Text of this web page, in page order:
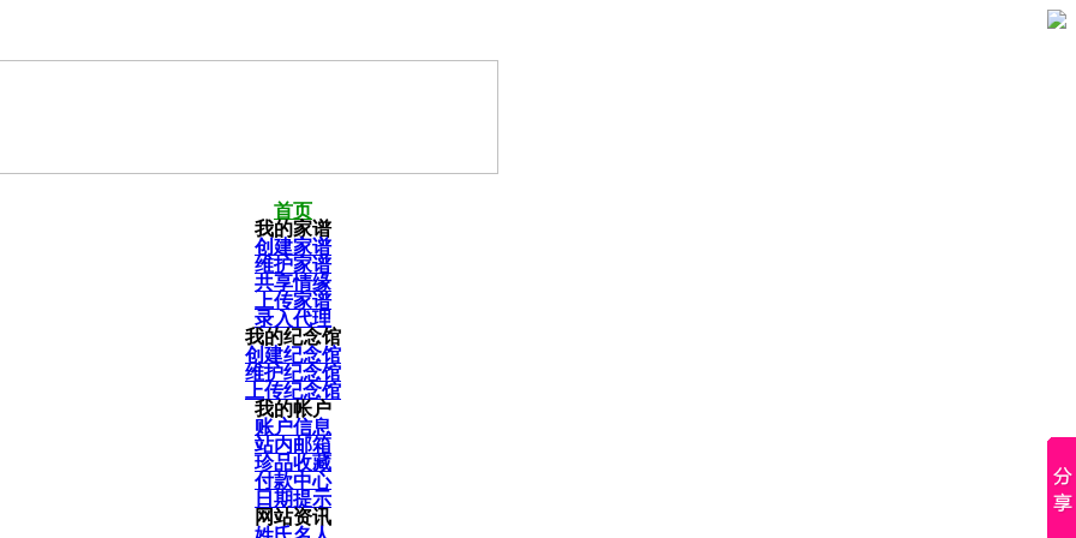
首页
我的家谱
创建家谱
维护家谱
共享情缘
上传家谱
录入代理
我的纪念馆
创建纪念馆
维护纪念馆
上传纪念馆
我的帐户
账户信息
站内邮箱
珍品收藏
付款中心
日期提示
网站资讯